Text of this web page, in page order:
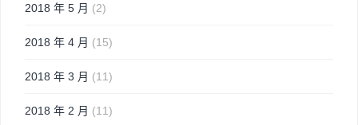
2018 年 5 月 (2)
2018 年 4 月 (15)
2018 年 3 月 (11)
2018 年 2 月 (11)